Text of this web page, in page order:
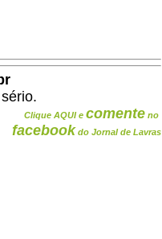
Clique AQUI e comente no
facebook do Jornal de Lavras